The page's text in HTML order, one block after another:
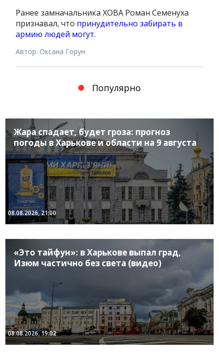
Ранее замначальника ХОВА Роман Семенуха
признавал, что принудительно забирать в
армию людей могут.
Автор: Оксана Горун
Популярно
Жара спадает, будет гроза: прогноз
погоды в Харькове и области на 9 августа
08.08.2026, 21:00
«Это тайфун»: в Харькове выпал град,
Изюм частично без света (видео)
08.08.2026, 19:02